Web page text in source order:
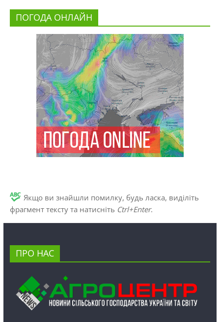
ПОГОДА ОНЛАЙН
Якщо ви знайшли помилку, будь ласка, виділіть
фрагмент тексту та натисніть Ctrl+Enter.
ПРО НАС